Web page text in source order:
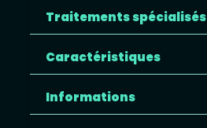
Traitements spécialisés
Caractéristiques
Informations